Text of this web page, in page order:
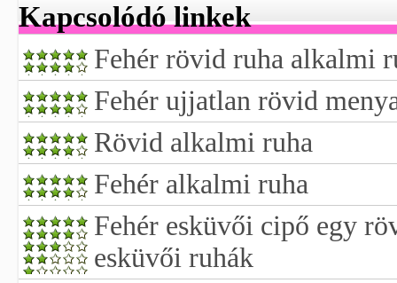
Kapcsolódó linkek
Fehér rövid ruha alkalmi
Fehér ujjatlan rövid
Rövid alkalmi ruha
Fehér alkalmi ruha
Fehér esküvői cipő egy
esküvői ruhák